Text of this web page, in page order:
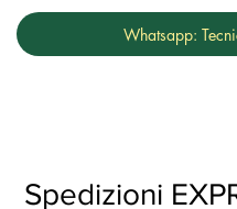
Whatsapp:
Spedizioni